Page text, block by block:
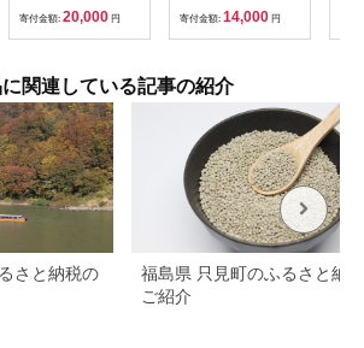
寄付金額: 20,000 円 寄付金額: 14,000 円
関連している記事の紹介
さと納税の
福島県 只見町のふるさと納
ご紹介